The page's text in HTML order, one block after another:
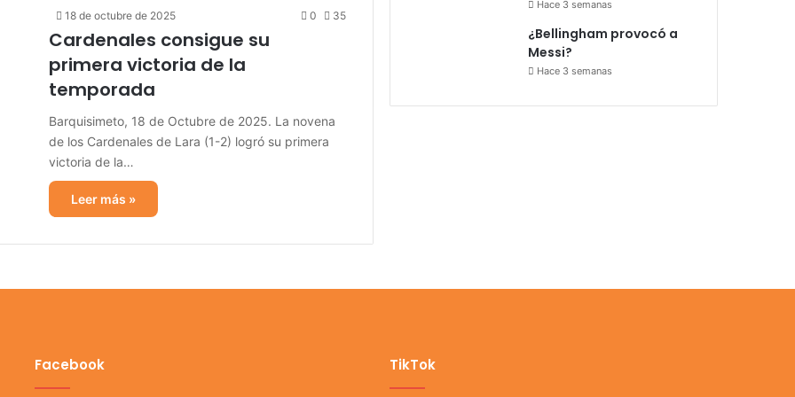
18 de octubre de 2025 0 35
Cardenales consigue su
primera victoria de la
temporada
Barquisimeto, 18 de Octubre de 2025. La novena
de los Cardenales de Lara (1-2) logró su primera
victoria de la…
Leer más »
Hace 3 semanas
¿Bellingham provocó a
Messi?
Hace 3 semanas
Facebook TikTok